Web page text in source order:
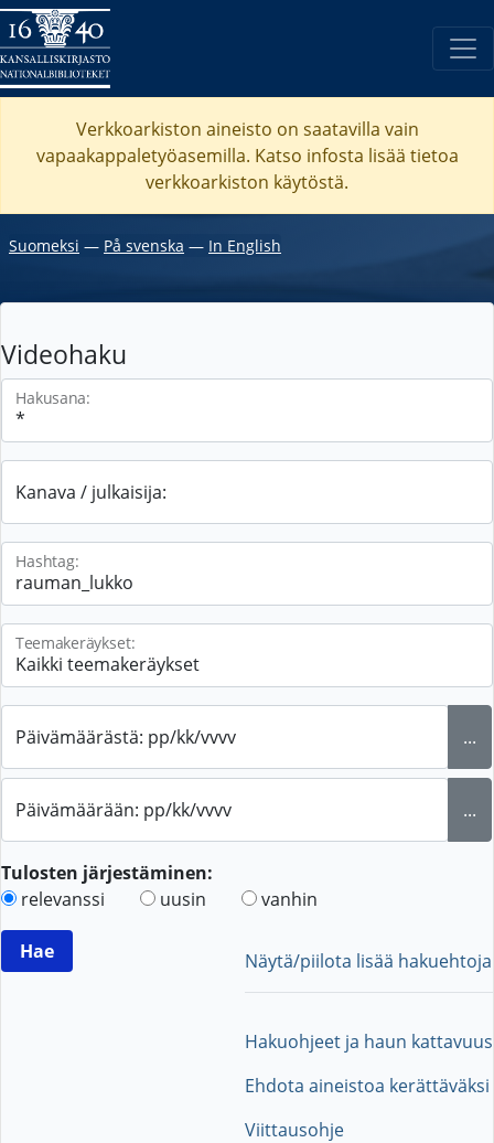
Verkkoarkiston aineisto on saatavilla vain
vapaakappaletyöasemilla. Katso infosta lisää tietoa
verkkoarkiston käytöstä.
Suomeksi ― På svenska ― In English
Videohaku
Hakusana:
Kanava / julkaisija:
Hashtag:
Teemakeräykset:
Päivämäärästä: pp/kk/vvvv ...
Päivämäärään: pp/kk/vvvv ...
Tulosten järjestäminen:
relevanssi
uusin vanhin
Näytä/piilota lisää hakuehtoja
Hakuohjeet ja haun kattavuus
Ehdota aineistoa kerättäväksi
Viittausohje